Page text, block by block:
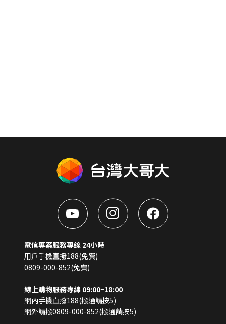
電信專案服務專線 24小時
用戶手機直撥188(免費)
0809-000-852(免費)
線上購物服務專線 09:00~18:00
網內手機直撥188(撥通請按5)
網外請撥0809-000-852(撥通請按5)